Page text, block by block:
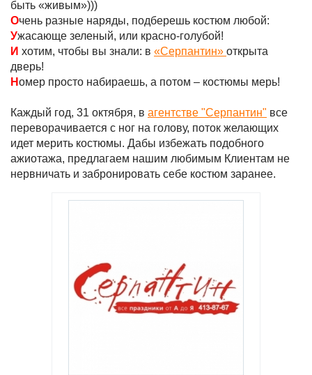
быть «живым»)))
Очень разные наряды, подберешь костюм любой:
Ужасающе зеленый, или красно-голубой!
И хотим, чтобы вы знали: в «Серпантин» открыта
дверь!
Номер просто набираешь, а потом – костюмы мерь!
Каждый год, 31 октября, в агентстве "Серпантин" все
переворачивается с ног на голову, поток желающих
идет мерить костюмы. Дабы избежать подобного
ажиотажа, предлагаем нашим любимым Клиентам не
нервничать и забронировать себе костюм заранее.